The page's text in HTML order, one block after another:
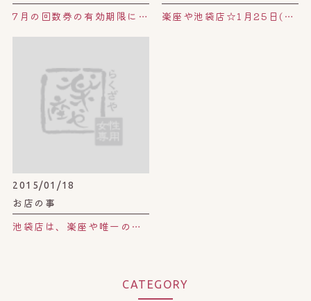
7月の回数券の有効期限について。
楽座や池袋店☆1月25日(月)は水回り修繕のためお休み。
2015/01/18
お店の事
池袋店は、楽座や唯一のボディケア取扱店。
CATEGORY